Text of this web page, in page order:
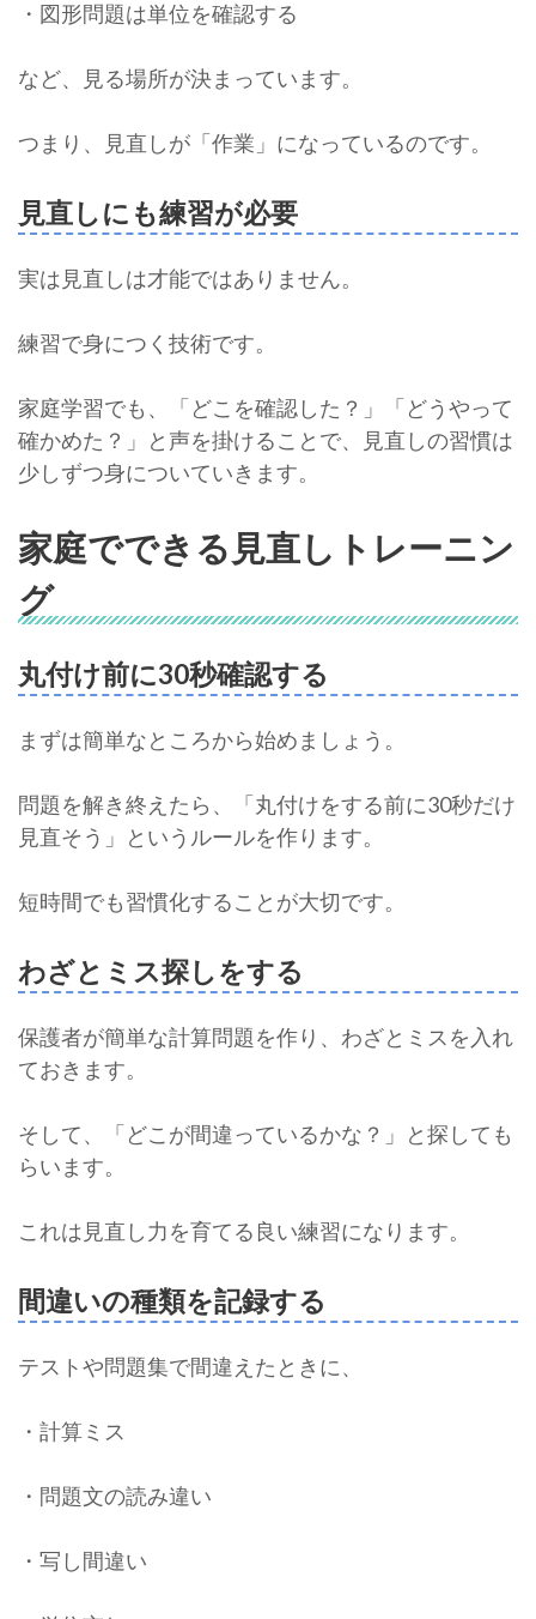
・図形問題は単位を確認する
など、見る場所が決まっています。
つまり、見直しが「作業」になっているのです。
見直しにも練習が必要
実は見直しは才能ではありません。
練習で身につく技術です。
家庭学習でも、「どこを確認した？」「どうやって
確かめた？」と声を掛けることで、見直しの習慣は
少しずつ身についていきます。
家庭でできる見直しトレーニン
グ
丸付け前に30秒確認する
まずは簡単なところから始めましょう。
問題を解き終えたら、「丸付けをする前に30秒だけ
見直そう」というルールを作ります。
短時間でも習慣化することが大切です。
わざとミス探しをする
保護者が簡単な計算問題を作り、わざとミスを入れ
ておきます。
そして、「どこが間違っているかな？」と探しても
らいます。
これは見直し力を育てる良い練習になります。
間違いの種類を記録する
テストや問題集で間違えたときに、
・計算ミス
・問題文の読み違い
・写し間違い